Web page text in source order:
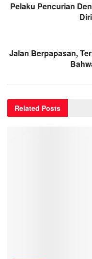
Pelaku Pencurian
Jalan Berpapasan,
Related Posts